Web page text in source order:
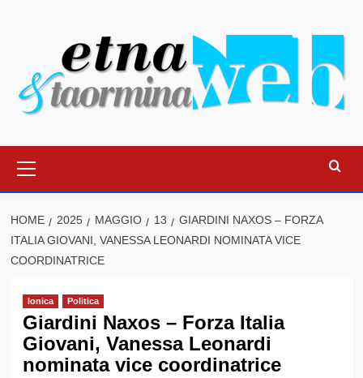
principale
HOME 2025 MAGGIO 13
GIARDINI NAXOS – FORZA
ITALIA GIOVANI, VANESSA LEONARDI NOMINATA VICE
COORDINATRICE
Ionica Politica
Giardini Naxos – Forza Italia
Giovani, Vanessa Leonardi
nominata vice coordinatrice